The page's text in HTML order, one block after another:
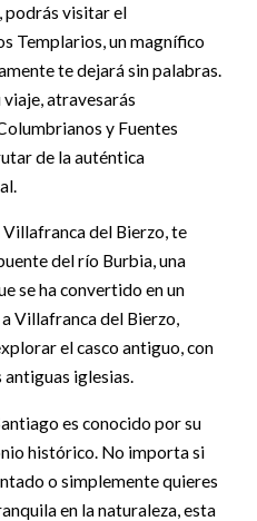
podrás visitar el
Templarios, un magnífico
te dejará sin palabras.
viaje, atravesarás
y Fuentes
de la auténtica
del Bierzo, te
del río Burbia, una
se ha convertido en un
Villafranca del Bierzo,
el casco antiguo, con
antiguas iglesias.
es conocido por su
histórico. No importa si
o simplemente quieres
en la naturaleza, esta